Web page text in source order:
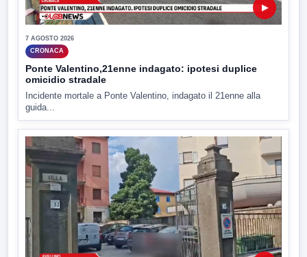
▶
7 AGOSTO 2026
CRONACA
Ponte Valentino,21enne indagato: ipotesi duplice
omicidio stradale
Incidente mortale a Ponte Valentino, indagato il 21enne alla
guida...